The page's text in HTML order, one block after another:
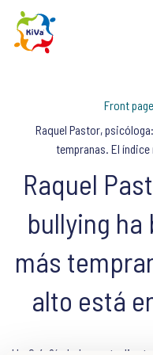
Front page
Raquel Pastor,
tempranas. El índice
Raquel
bullying ha
más
alto está